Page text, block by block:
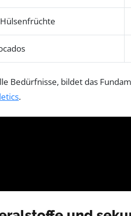
Hülsenfrüchte
Bedürfnisse, bildet das
.